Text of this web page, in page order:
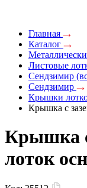
Главная
Каталог
Листовые
Сендзимир
Сендзимир
Крышки
Крышка с
Крышка
лоток